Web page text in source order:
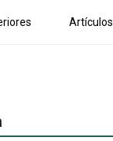
Artículos